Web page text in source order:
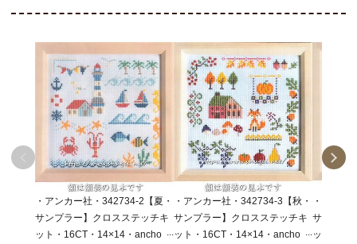
・アンカー社・342734-2【夏・
サンプラー】クロスステッチキ
ット・16CT・14×14・ancho
・アンカー社・342734-3【秋・
サンプラー】クロスステッチキ
ット・16CT・14×14・ancho
・アンカ
サンプラ
ット・